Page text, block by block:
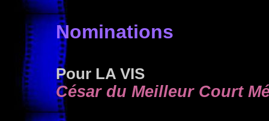
Nominations
Pour LA VIS
César du Meilleur Court